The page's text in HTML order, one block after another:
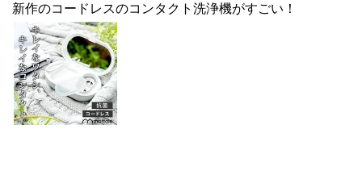
新作のコードレスのコンタクト洗浄機がすごい！